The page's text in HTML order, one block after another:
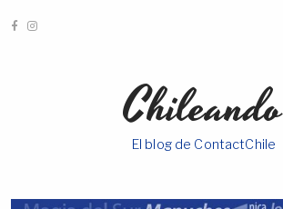
Chileando
El blog de ContactChile